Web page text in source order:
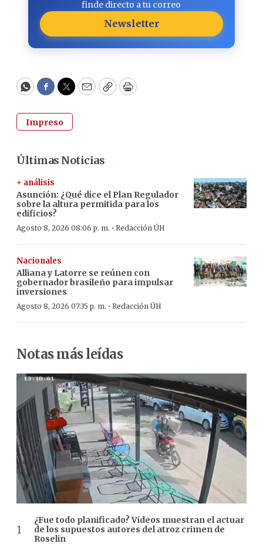
finde directo a tu correo
Newsletter
WhatsApp
Facebook
Twitter
EmailCopyPrint
Impreso
Últimas Noticias
+ análisis
Asunción: ¿Qué dice el Plan Regulador
sobre la altura permitida para los
edificios?
Agosto 8, 2026 08:06 p. m. · Redacción ÚH
Nacionales
Alliana y Latorre se reúnen con
gobernador brasileño para impulsar
inversiones
Agosto 8, 2026 07:35 p. m. · Redacción ÚH
Notas más leídas
¿Fue todo planificado? Videos muestran el actuar
de los supuestos autores del atroz crimen de
Roselin